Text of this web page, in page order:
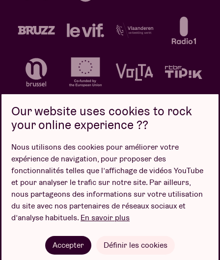
Politique de confidentialité
Politique de cookies
Conditions de vente
Design par
Our website uses cookies to rock
your online experience ??
Nous utilisons des cookies pour améliorer votre
expérience de navigation, pour proposer des
fonctionnalités telles que l’affichage de vidéos YouTube
et pour analyser le trafic sur notre site. Par ailleurs,
nous partageons des informations sur votre utilisation
du site avec nos partenaires de réseaux sociaux et
d’analyse habituels. En savoir plus
Accepter Définir les cookies